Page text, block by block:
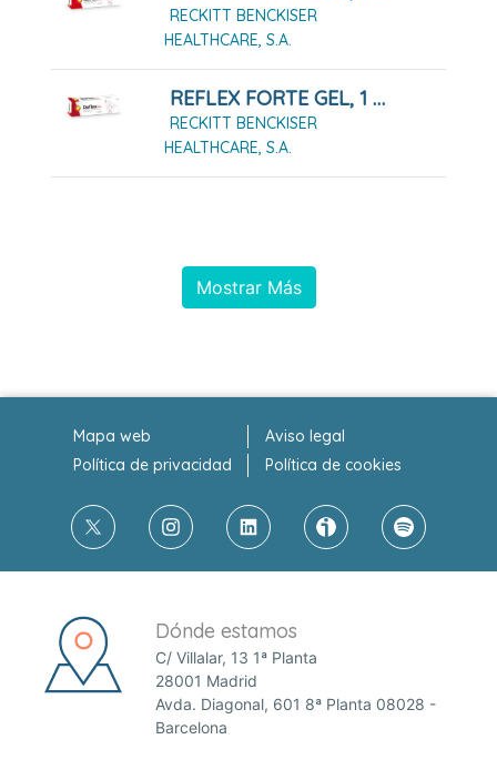
RECKITT BENCKISER
HEALTHCARE, S.A.
REFLEX FORTE GEL, 1 Tubo De 50g
RECKITT BENCKISER
HEALTHCARE, S.A.
Mostrar Más
Mapa web
Aviso legal
Política de privacidad
Política de cookies
Dónde estamos
C/ Villalar, 13 1ª Planta
28001 Madrid
Avda. Diagonal, 601 8ª Planta 08028 -
Barcelona